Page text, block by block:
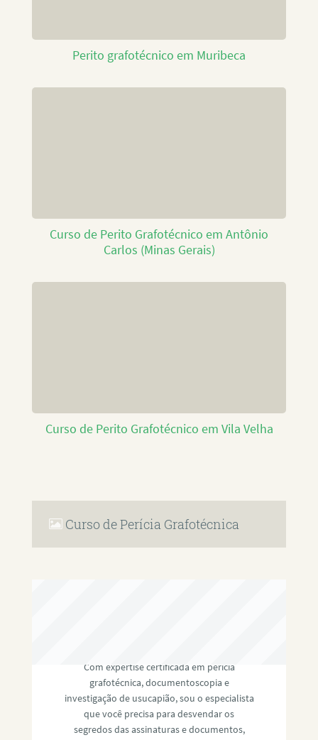
Perito grafotécnico em Muribeca
Curso de Perito Grafotécnico em Antônio
Carlos (Minas Gerais)
Curso de Perito Grafotécnico em Vila Velha
Curso de Perícia Grafotécnica
Com expertise certificada em perícia
grafotécnica, documentoscopia e
investigação de usucapião, sou o especialista
que você precisa para desvendar os
segredos das assinaturas e documentos,